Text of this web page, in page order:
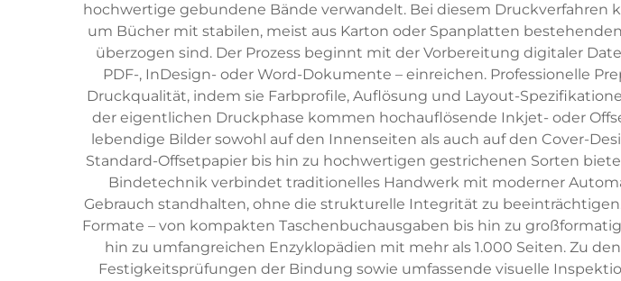
hochwertige gebundene Bände verwandelt. Bei diesem
um Bücher mit stabilen, meist aus Karton oder Spanplatten
überzogen sind. Der Prozess beginnt mit der Vorbereitung digitaler
PDF-, InDesign- oder Word-Dokumente – einreichen. Professionelle
Druckqualität, indem sie Farbprofile, Auflösung und Layout-
der eigentlichen Druckphase kommen hochauflösende Inkjet- oder
lebendige Bilder sowohl auf den Innenseiten als auch auf den Cover-
Standard-Offsetpapier bis hin zu hochwertigen gestrichenen Sorten
Bindetechnik verbindet traditionelles Handwerk mit moderner
Gebrauch standhalten, ohne die strukturelle Integrität zu
Formate – von kompakten Taschenbuchausgaben bis hin zu
hin zu umfangreichen Enzyklopädien mit mehr als 1.000 Seiten. Zu
Festigkeitsprüfungen der Bindung sowie umfassende visuelle